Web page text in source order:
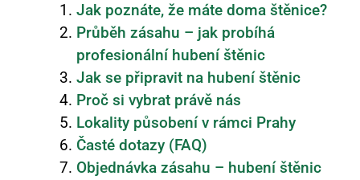
Jak poznáte, že máte doma štěnice?
Průběh zásahu – jak probíhá
profesionální hubení štěnic
Jak se připravit na hubení štěnic
Proč si vybrat právě nás
Lokality působení v rámci Prahy
Časté dotazy (FAQ)
Objednávka zásahu – hubení štěnic